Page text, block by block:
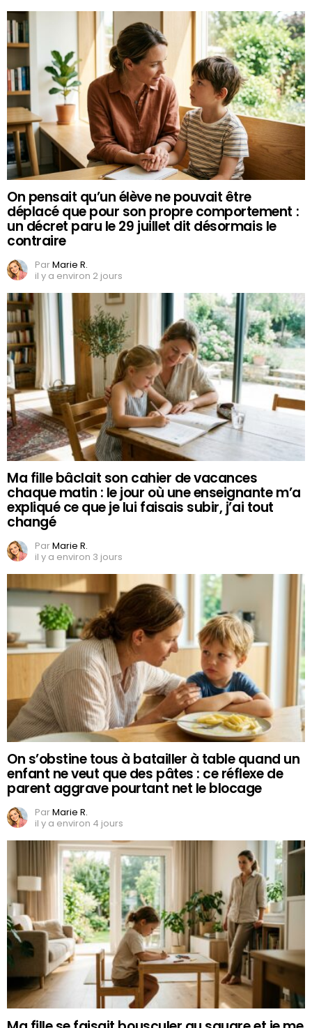
On pensait qu’un élève ne pouvait être
déplacé que pour son propre comportement :
un décret paru le 29 juillet dit désormais le
contraire
ParMarie R.
il y a environ 2 jours
Ma fille bâclait son cahier de vacances
chaque matin : le jour où une enseignante m’a
expliqué ce que je lui faisais subir, j’ai tout
changé
ParMarie R.
il y a environ 3 jours
On s’obstine tous à batailler à table quand un
enfant ne veut que des pâtes : ce réflexe de
parent aggrave pourtant net le blocage
ParMarie R.
il y a environ 4 jours